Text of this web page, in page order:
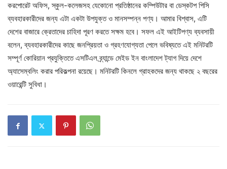
করপোরেট অফিস, স্কুল-কলেজসহ যেকোনো প্রতিষ্ঠানের কম্পিউটার বা ডেস্কটপ পিসি
ব্যবহারকারীদের জন্য এটা একটা উপযুক্ত ও মানসম্পন্ন পণ্য। আমার বিশ্বাস, এটি
দেশের বাজারে ক্রেতাদের চাহিদা পূরণ করতে সক্ষম হবে। সফল এই আইটিপণ্য ব্যবসায়ী
বলেন, ব্যবহারকারীদের কাছে জনপ্রিয়তা ও গ্রহণযোগ্যতা পেলে ভবিষ্যতে এই মনিটরটি
সম্পূর্ণ কোরিয়ান প্রযুক্তিতে এসটিএল ব্র্যান্ডে মেইড ইন বাংলাদেশ ট্যাগ দিয়ে দেশে
অ্যাসেম্বলিং করার পরিকল্পনা রয়েছে। মনিটরটি কিনলে গ্রাহকদের জন্য থাকছে ২ বছরের
ওয়ারেন্টি সুবিধা।